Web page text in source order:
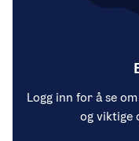
Logg inn for å se
og viktige